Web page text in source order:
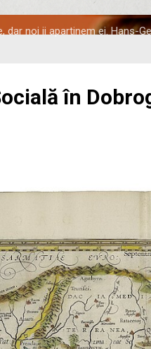
dar noi ii apartinem ei. Hans-
în